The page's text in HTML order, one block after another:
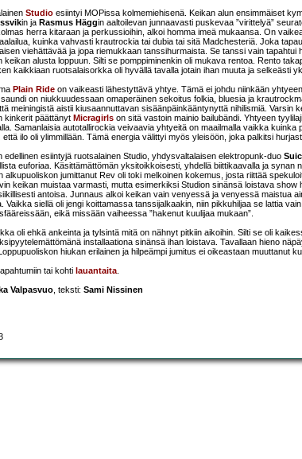
Studio esiintyi MOPissa kolmemiehisenä. Keikan alun ensimmäiset
in ja Rasmus Häggin aaltoilevan junnaavasti puskevaa ”virittelyä”
herra kitaraan ja perkussioihin, alkoi homma imeä mukaansa. On
kuinka vahvasti krautrockia tai dubia tai sitä Madchesteriä. Joka
viehättävää ja jopa riemukkaan tanssihurmaista. Se tanssi vain tapahtui
keikan alusta loppuun. Silti se pomppiminenkin oli mukava rentoa. Rento
kaikkiaan ruotsalaisorkka oli hyvällä tavalla jotain ihan muuta ja selkeästi
Plain Ride on vaikeasti lähestyttävä yhtye. Tämä ei johdu niinkään
on niukkuudessaan omaperäinen sekoitus folkia, bluesia ja
meiningistä aistii kiusaannuttavan sisäänpäinkääntynyttä nihilismiä. Varsin
kinkerit päättänyt Micragirls on sitä vastoin mainio bailubändi. Yhtyeen
Samanlaisia autotallirockia veivaavia yhtyeitä on maailmalla vaikka
ilo oli ylimmillään. Tämä energia välittyi myös yleisöön, joka palkitsi
edellinen esiintyjä ruotsalainen Studio, yhdysvaltalaisen elektropunk-duo
euforiaa. Käsittämättömän yksitoikkoisesti, yhdellä biittikaavalla ja synan
alkupuoliskon jumittanut Rev oli toki melkoinen kokemus, josta riittää
keikan muistaa varmasti, mutta esimerkiksi Studion sinänsä loistava show
antoisa. Junnaus alkoi keikan vain venyessä ja venyessä maistua
Vaikka siellä oli jengi koittamassa tanssijalkaakin, niin pikkuhiljaa se lattia
eikä missään vaiheessa ”hakenut kuulijaa mukaan”.
oli ehkä ankeinta ja tylsintä mitä on nähnyt pitkiin aikoihin. Silti se oli
installaationa sinänsä ihan loistava. Tavallaan hieno
hiukan erilainen ja hilpeämpi jumitus ei oikeastaan muuttanut
tai kohti lauantaita.
Valpasvuo, teksti: Sami Nissinen